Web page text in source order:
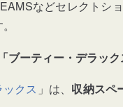
などセレクトシ
ブーティー・デラック
クス 」は、 収納スペ